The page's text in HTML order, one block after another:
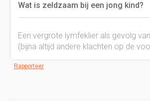
Wat is zeldzaam bij een jong kind?
Een vergrote lymfeklier als gevolg
(bijna altijd andere klachten op de
Rapporteer